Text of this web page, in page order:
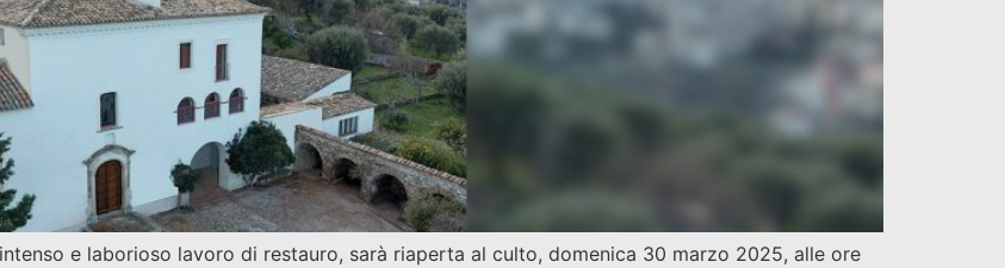
e laborioso lavoro di restauro, sarà riaperta al culto, domenica 30 marzo 2025, alle ore